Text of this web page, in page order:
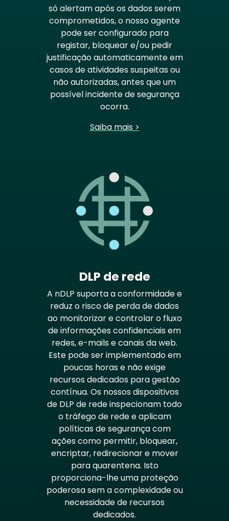
só alertam após os dados serem
comprometidos, o nosso agente
pode ser configurado para
registar, bloquear e/ou pedir
justificação automaticamente em
casos de atividades suspeitas ou
não autorizadas, antes que um
possível incidente de segurança
ocorra.
Saiba mais >
DLP de rede
A nDLP suporta a conformidade e
reduz o risco de perda de dados
ao monitorizar e controlar o fluxo
de informações confidenciais em
redes, e-mails e canais da web.
Este pode ser implementado em
poucas horas e não exige
recursos dedicados para gestão
contínua. Os nossos dispositivos
de DLP de rede inspecionam todo
o tráfego de rede e aplicam
políticas de segurança com
ações como permitir, bloquear,
encriptar, redirecionar e mover
para quarentena. Isto
proporciona-lhe uma proteção
poderosa sem a complexidade ou
necessidade de recursos
dedicados.